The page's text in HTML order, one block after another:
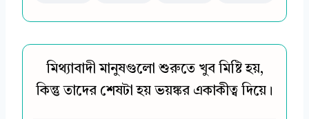
মিথ্যাবাদী মানুষগুলো শুরুতে খুব মিষ্টি হয়,
কিন্তু তাদের শেষটা হয় ভয়ঙ্কর একাকীত্ব দিয়ে।